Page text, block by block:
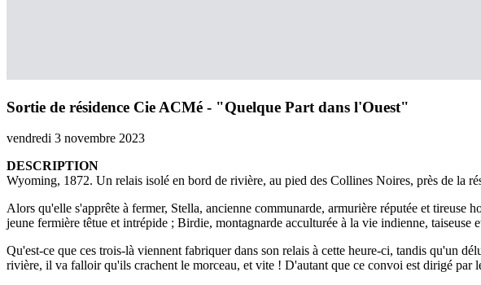
Sortie de résidence Cie ACMé - "Quelque Part dans l'Ouest"
vendredi 3 novembre 2023
DESCRIPTION
Wyoming, 1872. Un relais isolé en bord de rivière, au pied des Collines Noires, près de la
Alors qu'elle s'apprête à fermer, Stella, ancienne communarde, armurière réputée et tireuse
jeune fermière têtue et intrépide ; Birdie, montagnarde acculturée à la vie indienne,
Qu'est-ce que ces trois-là viennent fabriquer dans son relais à cette heure-ci, tandis qu'un
rivière, il va falloir qu'ils crachent le morceau, et vite ! D'autant que ce convoi est dirigé par